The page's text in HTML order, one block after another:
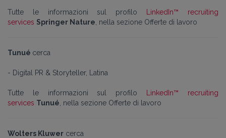
Tutte le informazioni sul profilo
LinkedIn™ recruiting
services Springer Nature , nella sezione Offerte di lavoro
Tunué cerca
- Digital PR & Storyteller, Latina
Tutte le informazioni sul profilo
LinkedIn™ recruiting
services Tunué , nella sezione Offerte di lavoro
Wolters Kluwer cerca